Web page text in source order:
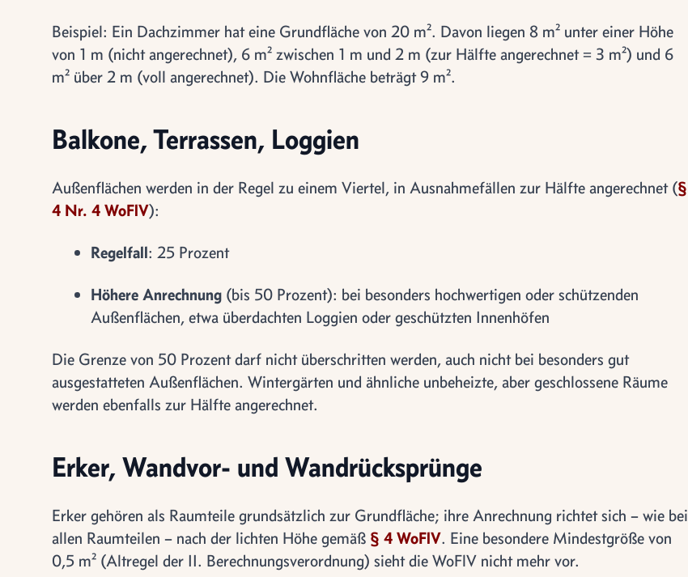
Beispiel: Ein Dachzimmer hat eine Grundfläche von 20 m². Davon liegen 8 m² unter einer Höhe
von 1 m (nicht angerechnet), 6 m² zwischen 1 m und 2 m (zur Hälfte angerechnet = 3 m²) und 6
m² über 2 m (voll angerechnet). Die Wohnfläche beträgt 9 m².
Balkone, Terrassen, Loggien
Außenflächen werden in der Regel zu einem Viertel, in Ausnahmefällen zur Hälfte angerechnet (§
4 Nr. 4 WoFlV):
Regelfall: 25 Prozent
Höhere Anrechnung (bis 50 Prozent): bei besonders hochwertigen oder schützenden
Außenflächen, etwa überdachten Loggien oder geschützten Innenhöfen
Die Grenze von 50 Prozent darf nicht überschritten werden, auch nicht bei besonders gut
ausgestatteten Außenflächen. Wintergärten und ähnliche unbeheizte, aber geschlossene Räume
werden ebenfalls zur Hälfte angerechnet.
Erker, Wandvor- und Wandrücksprünge
Erker gehören als Raumteile grundsätzlich zur Grundfläche; ihre Anrechnung richtet sich – wie bei
allen Raumteilen – nach der lichten Höhe gemäß § 4 WoFlV. Eine besondere Mindestgröße von
0,5 m² (Altregel der II. Berechnungsverordnung) sieht die WoFlV nicht mehr vor.